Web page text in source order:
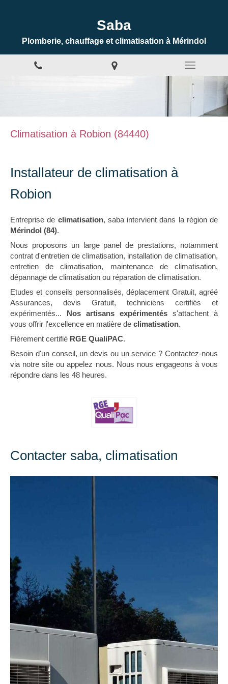
Saba
Plomberie, chauffage et climatisation à Mérindol
Climatisation à Robion (84440)
Installateur de climatisation à
Robion
Entreprise de climatisation, saba intervient dans la région de
Mérindol (84).
Nous proposons un large panel de prestations, notamment
contrat d'entretien de climatisation, installation de climatisation,
entretien de climatisation, maintenance de climatisation,
dépannage de climatisation ou réparation de climatisation.
Etudes et conseils personnalisés, déplacement Gratuit, agréé
Assurances, devis Gratuit, techniciens certifiés et
expérimentés... Nos artisans expérimentés s'attachent à
vous offrir l'excellence en matière de climatisation.
Fièrement certifié RGE QualiPAC.
Besoin d'un conseil, un devis ou un service ? Contactez-nous
via notre site ou appelez nous. Nous nous engageons à vous
répondre dans les 48 heures.
Contacter saba, climatisation